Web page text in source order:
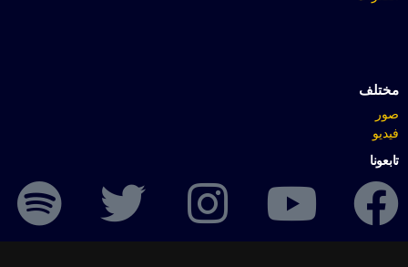
مختلف
صور
فيديو
تابعونا